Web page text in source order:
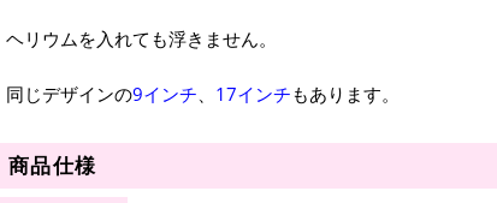
ヘリウムを入れても浮きません。
同じデザインの9インチ、 17インチもあります。
商品仕様